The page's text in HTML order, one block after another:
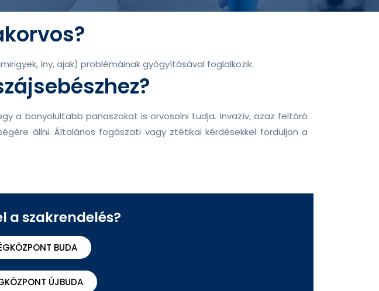
íny, ajak) problémáinak gyógyításával foglalkozik.
a bonyolultabb panaszokat is orvosolni tudja. Invazív, azaz feltáró
állni. Általános fogászati vagy ztétikai kérdésekkel forduljon a
a szakrendelés?
BUDA
ÚJBUDA